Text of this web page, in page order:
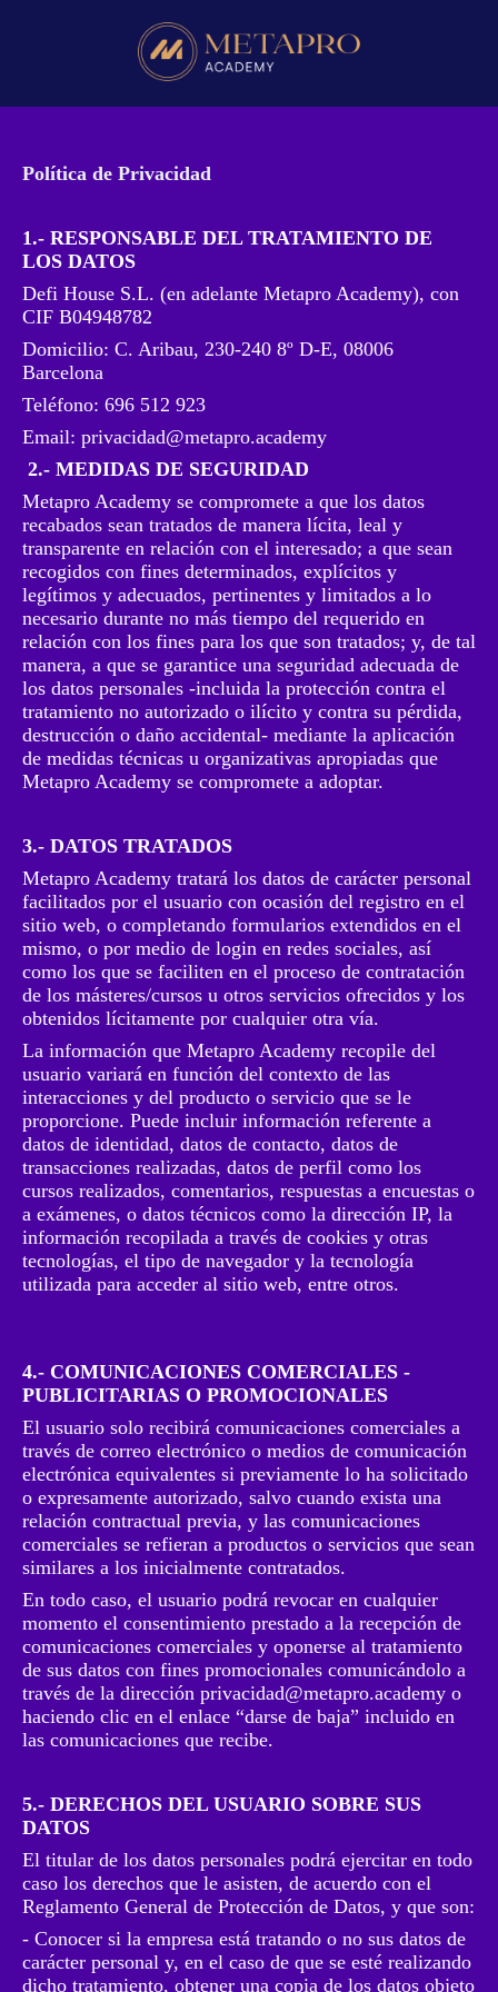
Política de Privacidad
1.- RESPONSABLE DEL TRATAMIENTO DE
LOS DATOS
Defi House S.L. (en adelante Metapro Academy), con
CIF B04948782
Domicilio: C. Aribau, 230-240 8º D-E, 08006
Barcelona
Teléfono: 696 512 923
Email: privacidad@metapro.academy
2.- MEDIDAS DE SEGURIDAD
Metapro Academy se compromete a que los datos
recabados sean tratados de manera lícita, leal y
transparente en relación con el interesado; a que sean
recogidos con fines determinados, explícitos y
legítimos y adecuados, pertinentes y limitados a lo
necesario durante no más tiempo del requerido en
relación con los fines para los que son tratados; y, de tal
manera, a que se garantice una seguridad adecuada de
los datos personales -incluida la protección contra el
tratamiento no autorizado o ilícito y contra su pérdida,
destrucción o daño accidental- mediante la aplicación
de medidas técnicas u organizativas apropiadas que
Metapro Academy se compromete a adoptar.
3.- DATOS TRATADOS
Metapro Academy tratará los datos de carácter personal
facilitados por el usuario con ocasión del registro en el
sitio web, o completando formularios extendidos en el
mismo, o por medio de login en redes sociales, así
como los que se faciliten en el proceso de contratación
de los másteres/cursos u otros servicios ofrecidos y los
obtenidos lícitamente por cualquier otra vía.
La información que Metapro Academy recopile del
usuario variará en función del contexto de las
interacciones y del producto o servicio que se le
proporcione. Puede incluir información referente a
datos de identidad, datos de contacto, datos de
transacciones realizadas, datos de perfil como los
cursos realizados, comentarios, respuestas a encuestas o
a exámenes, o datos técnicos como la dirección IP, la
información recopilada a través de cookies y otras
tecnologías, el tipo de navegador y la tecnología
utilizada para acceder al sitio web, entre otros.
4.- COMUNICACIONES COMERCIALES -
PUBLICITARIAS O PROMOCIONALES
El usuario solo recibirá comunicaciones comerciales a
través de correo electrónico o medios de comunicación
electrónica equivalentes si previamente lo ha solicitado
o expresamente autorizado, salvo cuando exista una
relación contractual previa, y las comunicaciones
comerciales se refieran a productos o servicios que sean
similares a los inicialmente contratados.
En todo caso, el usuario podrá revocar en cualquier
momento el consentimiento prestado a la recepción de
comunicaciones comerciales y oponerse al tratamiento
de sus datos con fines promocionales comunicándolo a
través de la dirección privacidad@metapro.academy o
haciendo clic en el enlace “darse de baja” incluido en
las comunicaciones que recibe.
5.- DERECHOS DEL USUARIO SOBRE SUS
DATOS
El titular de los datos personales podrá ejercitar en todo
caso los derechos que le asisten, de acuerdo con el
Reglamento General de Protección de Datos, y que son:
- Conocer si la empresa está tratando o no sus datos de
carácter personal y, en el caso de que se esté realizando
dicho tratamiento, obtener una copia de los datos objeto